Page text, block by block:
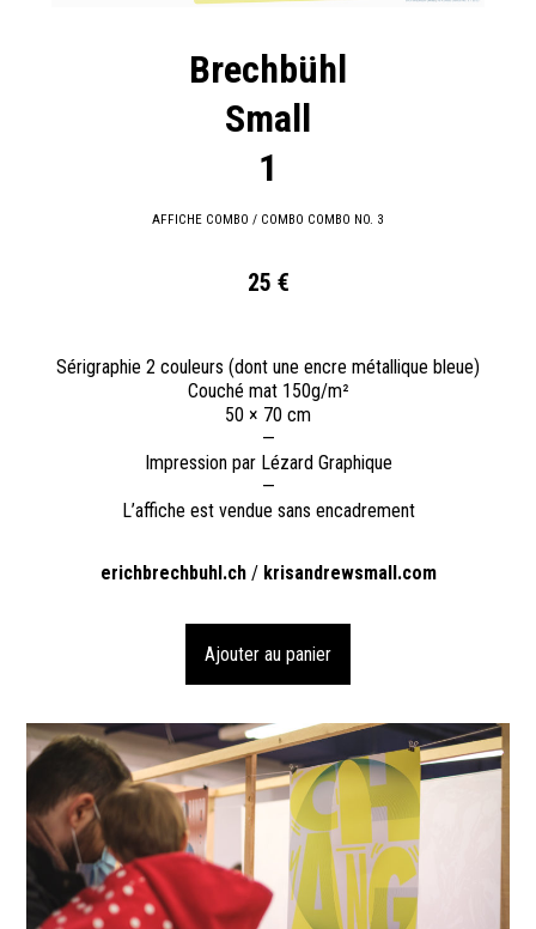
Brechbühl
Small
1
AFFICHE COMBO / COMBO COMBO NO. 3
25 €
Sérigraphie 2 couleurs (dont une encre métallique bleue)
Couché mat 150g/m²
50 × 70 cm
—
Impression par Lézard Graphique
—
L’affiche est vendue sans encadrement
erichbrechbuhl.ch/ krisandrewsmall.com